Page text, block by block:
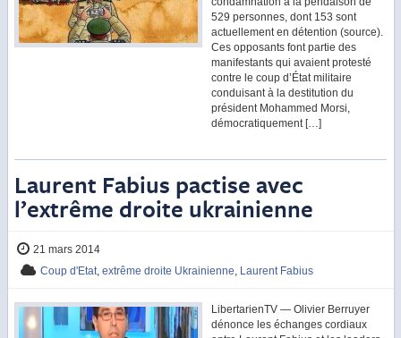
529 personnes, dont 153 sont
actuellement en détention (source).
Ces opposants font partie des
manifestants qui avaient protesté
contre le coup d’État militaire
conduisant à la destitution du
président Mohammed Morsi,
démocratiquement […]
Laurent Fabius pactise avec
l’extrême droite ukrainienne
21 mars 2014
Coup d'Etat, extrême droite Ukrainienne Laurent Fabius
LibertarienTV — Olivier Berruyer
dénonce les échanges cordiaux